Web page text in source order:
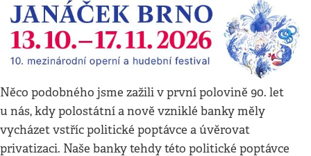
Něco podobného jsme zažili v první polovině 90. let
u nás, kdy polostátní a nově vzniklé banky měly
vycházet vstříc politické poptávce a úvěrovat
privatizaci. Naše banky tehdy této politické poptávce